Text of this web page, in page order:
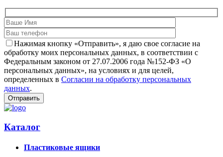
Нажимая кнопку «Отправить», я даю свое согласие на
обработку моих персональных данных, в соответствии с
Федеральным законом от 27.07.2006 года №152-ФЗ «О
персональных данных», на условиях и для целей,
определенных в Согласии на обработку персональных
данных.
Каталог
Пластиковые ящики